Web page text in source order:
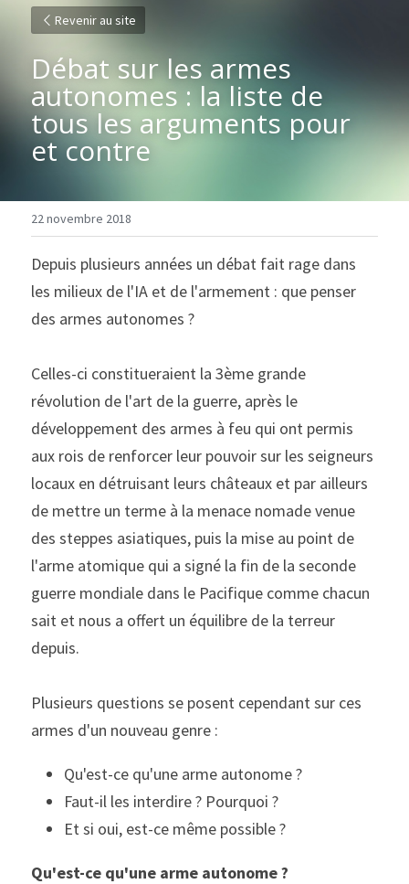
Revenir au site
Débat sur les armes
autonomes : la liste de
tous les arguments pour
et contre
22 novembre 2018
Depuis plusieurs années un débat fait rage dans
les milieux de l'IA et de l'armement : que penser
des armes autonomes ?
Celles-ci constitueraient la 3ème grande
révolution de l'art de la guerre, après le
développement des armes à feu qui ont permis
aux rois de renforcer leur pouvoir sur les seigneurs
locaux en détruisant leurs châteaux et par ailleurs
de mettre un terme à la menace nomade venue
des steppes asiatiques, puis la mise au point de
l'arme atomique qui a signé la fin de la seconde
guerre mondiale dans le Pacifique comme chacun
sait et nous a offert un équilibre de la terreur
depuis.
Plusieurs questions se posent cependant sur ces
armes d'un nouveau genre :
Qu'est-ce qu'une arme autonome ?
Faut-il les interdire ? Pourquoi ?
Et si oui, est-ce même possible ?
Qu'est-ce qu'une arme autonome ?